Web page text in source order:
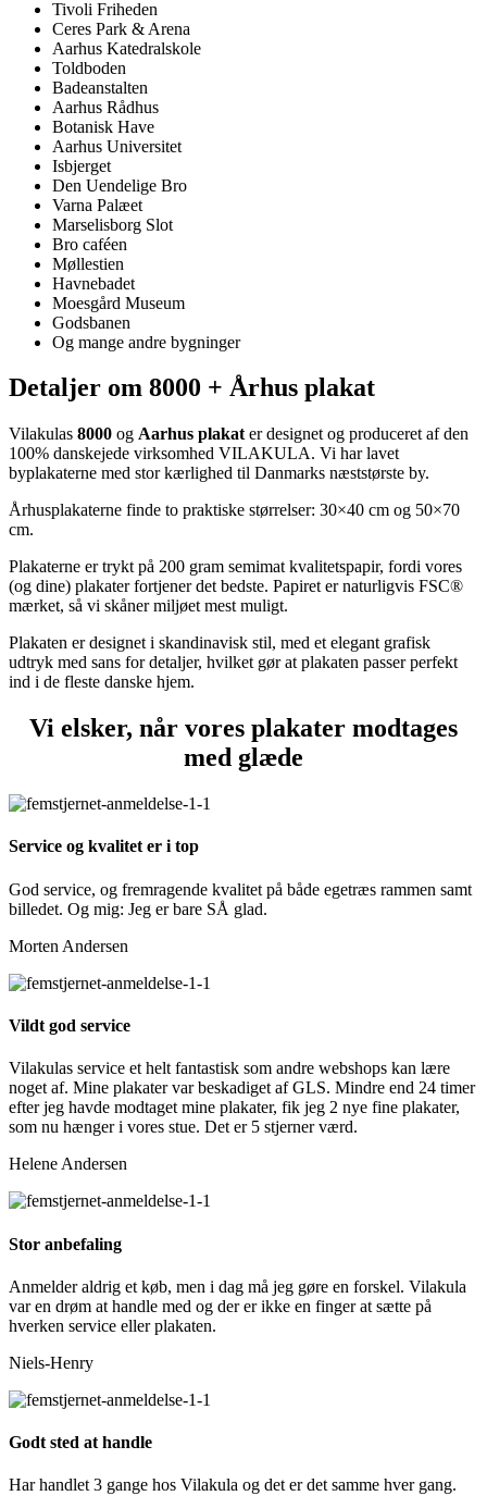
Tivoli Friheden
Ceres Park & Arena
Aarhus Katedralskole
Toldboden
Badeanstalten
Aarhus Rådhus
Botanisk Have
Aarhus Universitet
Isbjerget
Den Uendelige Bro
Varna Palæet
Marselisborg Slot
Bro caféen
Møllestien
Havnebadet
Moesgård Museum
Godsbanen
Og mange andre bygninger
Detaljer om 8000 + Århus plakat
Vilakulas 8000 og Aarhus plakat er designet og produceret af den
100% danskejede virksomhed VILAKULA. Vi har lavet
byplakaterne med stor kærlighed til Danmarks næststørste by.
Århusplakaterne finde to praktiske størrelser: 30×40 cm og 50×70
cm.
Plakaterne er trykt på 200 gram semimat kvalitetspapir, fordi vores
(og dine) plakater fortjener det bedste. Papiret er naturligvis FSC®
mærket, så vi skåner miljøet mest muligt.
Plakaten er designet i skandinavisk stil, med et elegant grafisk
udtryk med sans for detaljer, hvilket gør at plakaten passer perfekt
ind i de fleste danske hjem.
Vi elsker, når vores plakater modtages
med glæde
Service og kvalitet er i top
God service, og fremragende kvalitet på både egetræs rammen samt
billedet. Og mig: Jeg er bare SÅ glad.
Morten Andersen
Vildt god service
Vilakulas service et helt fantastisk som andre webshops kan lære
noget af. Mine plakater var beskadiget af GLS. Mindre end 24 timer
efter jeg havde modtaget mine plakater, fik jeg 2 nye fine plakater,
som nu hænger i vores stue. Det er 5 stjerner værd.
Helene Andersen
Stor anbefaling
Anmelder aldrig et køb, men i dag må jeg gøre en forskel. Vilakula
var en drøm at handle med og der er ikke en finger at sætte på
hverken service eller plakaten.
Niels-Henry
Godt sted at handle
Har handlet 3 gange hos Vilakula og det er det samme hver gang.